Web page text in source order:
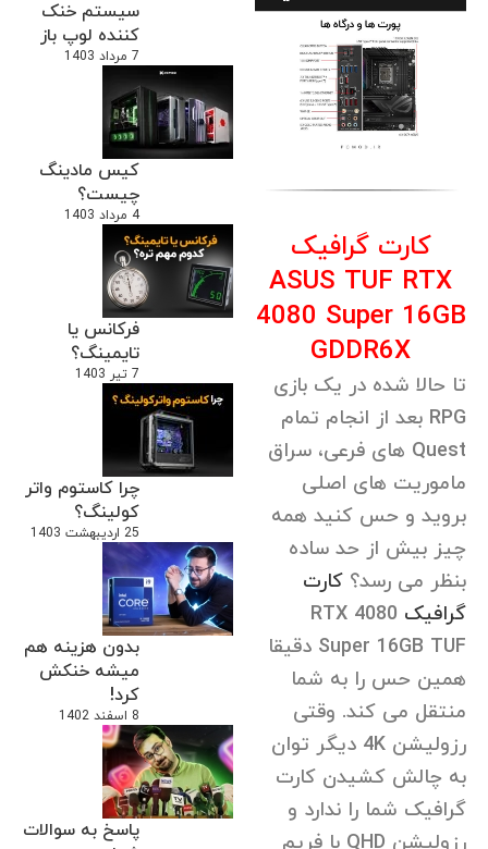
سیستم خنک
کننده لوپ باز
7 مرداد 1403
کیس مادینگ
چیست؟
4 مرداد 1403
فرکانس یا
تایمینگ؟
7 تیر 1403
چرا کاستوم واتر
کولینگ؟
25 اردیبهشت 1403
بدون هزینه هم
میشه خنکش
کرد!
8 اسفند 1402
پاسخ به سوالات
کارت گرافیک
ASUS TUF RTX
4080 Super 16GB
GDDR6X
تا حالا شده در یک بازی
RPG بعد از انجام تمام
Quest های فرعی، سراق
ماموریت های اصلی
بروید و حس کنید همه
چیز بیش از حد ساده
بنظر می رسد؟ کارت
گرافیک RTX 4080
Super 16GB TUF دقیقا
همین حس را به شما
منتقل می کند. وقتی
رزولیشن 4K دیگر توان
به چالش کشیدن کارت
گرافیک شما را ندارد و
رزولیشن QHD با فریم